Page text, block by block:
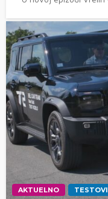
AKTUELNO TESTOVI